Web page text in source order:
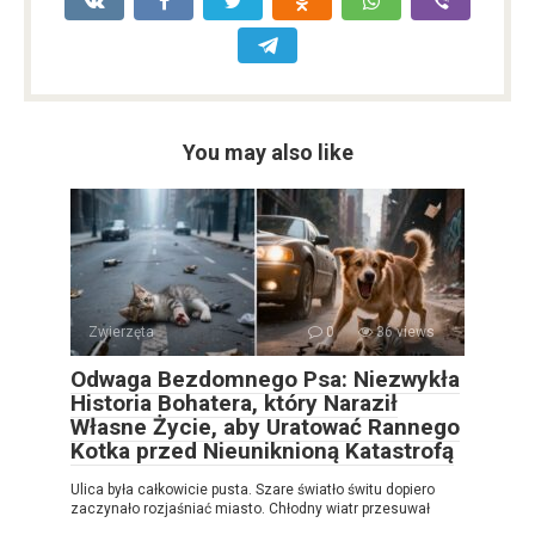
You may also like
Zwierzęta 0 36 views
Odwaga Bezdomnego Psa: Niezwykła
Historia Bohatera, który Naraził
Własne Życie, aby Uratować Rannego
Kotka przed Nieuniknioną Katastrofą
Ulica była całkowicie pusta. Szare światło świtu dopiero
zaczynało rozjaśniać miasto. Chłodny wiatr przesuwał